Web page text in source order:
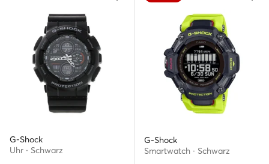
G-Shock
Uhr · Schwarz
G-Shock
Smartwatch · Schwarz